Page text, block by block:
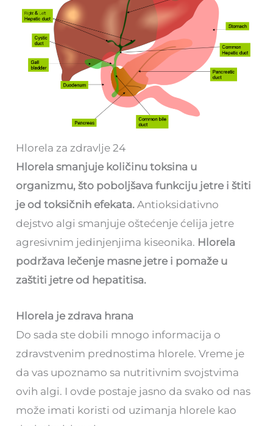
Hlorela za zdravlje 24
Hlorela smanjuje količinu toksina u
organizmu, što poboljšava funkciju jetre i štiti
je od toksičnih efekata.Antioksidativno
dejstvo algi smanjuje oštećenje ćelija jetre
agresivnim jedinjenjima kiseonika. Hlorela
podržava lečenje masne jetre i pomaže u
zaštiti jetre od hepatitisa.
Hlorela je zdrava hrana
Do sada ste dobili mnogo informacija o
zdravstvenim prednostima hlorele. Vreme je
da vas upoznamo sa nutritivnim svojstvima
ovih algi. I ovde postaje jasno da svako od nas
može imati koristi od uzimanja hlorele kao